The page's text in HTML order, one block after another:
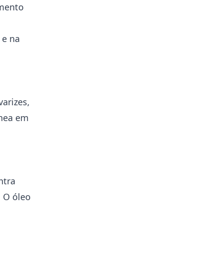
na
em
O óleo